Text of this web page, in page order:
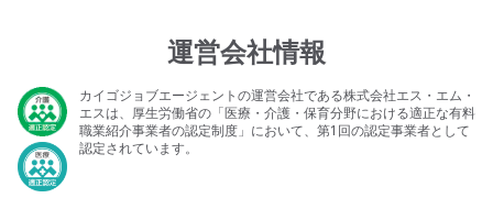
運営会社情報
カイゴジョブエージェントの運営会社である株式会社エス・エム・
エスは、厚生労働省の「医療・介護・保育分野における適正な有料
職業紹介事業者の認定制度」において、第1回の認定事業者として
認定されています。